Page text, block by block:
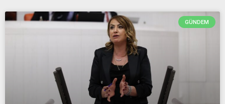
GÜNDEM